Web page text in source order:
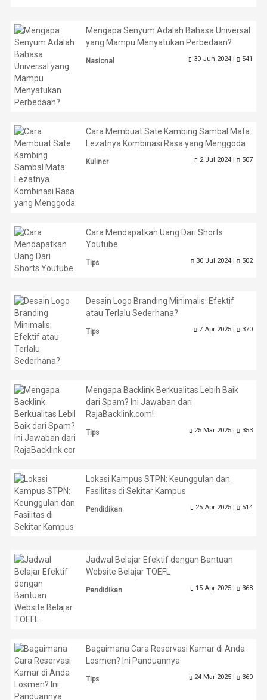
Mengapa Senyum Adalah Bahasa Universal
yang Mampu Menyatukan Perbedaan?
Nasional 30 Jun 2024 | 541
Cara Membuat Sate Kambing Sambal Mata:
Lezatnya Kombinasi Rasa yang Menggoda
Kuliner 2 Jul 2024 | 507
Cara Mendapatkan Uang Dari Shorts
Youtube
Tips 30 Jul 2024 | 502
Desain Logo Branding Minimalis: Efektif
atau Terlalu Sederhana?
Tips 7 Apr 2025 | 370
Mengapa Backlink Berkualitas Lebih Baik
dari Spam? Ini Jawaban dari
RajaBacklink.com!
Tips 25 Mar 2025 | 353
Lokasi Kampus STPN: Keunggulan dan
Fasilitas di Sekitar Kampus
Pendidikan 25 Apr 2025 | 514
Jadwal Belajar Efektif dengan Bantuan
Website Belajar TOEFL
Pendidikan 15 Apr 2025 | 368
Bagaimana Cara Reservasi Kamar di Anda
Losmen? Ini Panduannya
Tips 24 Mar 2025 | 360